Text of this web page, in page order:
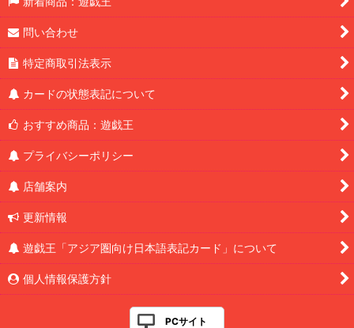
問い合わせ
特定商取引法表示
カードの状態表記について
おすすめ商品：遊戯王
プライバシーポリシー
店舗案内
更新情報
遊戯王「アジア圏向け日本語表記カード」について
個人情報保護方針
PCサイト